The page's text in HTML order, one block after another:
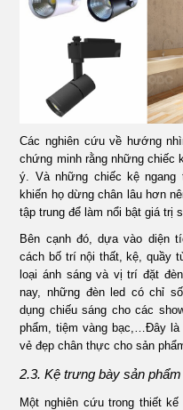
Các nghiên cứu về hướng
chứng minh rằng những
ý. Và những chiếc kệ
khiến họ dừng chân lâu hơn
tập trung để làm nổi bật giá trị
Bên cạnh đó, dựa vào diện
cách bố trí nội thất, kệ, quầy
loại ánh sáng và vị trí đặt
nay, những đèn led có chỉ
dụng chiếu sáng cho các
phẩm, tiệm vàng bạc,…Đây
vẻ đẹp chân thực cho sản
2.3. Kệ trưng bày sản phẩm
Một nghiên cứu trong thiết